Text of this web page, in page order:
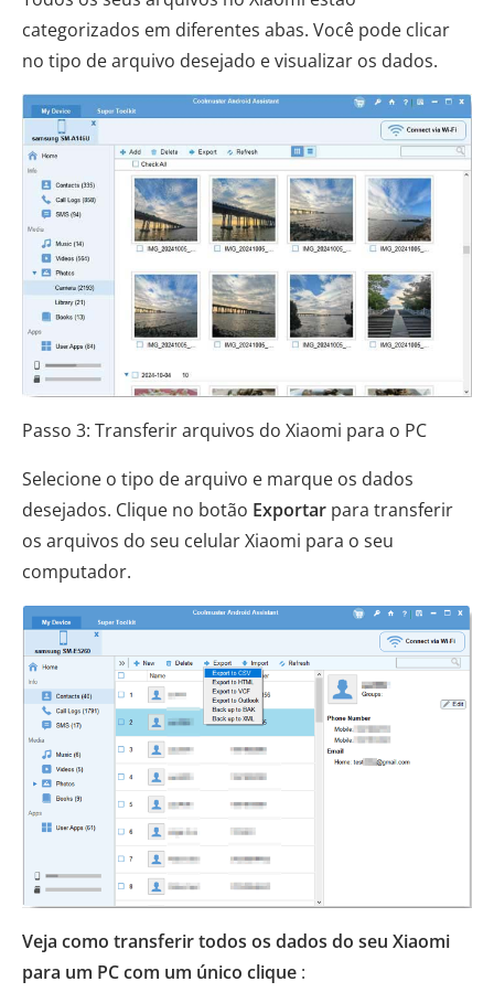
categorizados em diferentes abas. Você pode clicar
no tipo de arquivo desejado e visualizar os dados.
Passo 3: Transferir arquivos do Xiaomi para o PC
Selecione o tipo de arquivo e marque os dados
desejados. Clique no botão Exportar para transferir
os arquivos do seu celular Xiaomi para o seu
computador.
Veja como transferir todos os dados do seu Xiaomi
para um PC com um único clique :